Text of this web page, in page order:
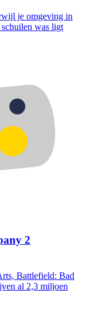
je omgeving in
was ligt
2
Battlefield: Bad
al 2,3 miljoen